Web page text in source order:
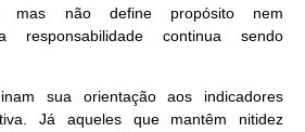
mas não define propósito nem
responsabilidade continua sendo
sua orientação aos indicadores
Já aqueles que mantêm nitidez